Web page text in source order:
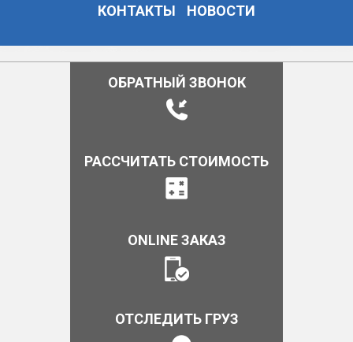
КОНТАКТЫ НОВОСТИ
ОБРАТНЫЙ ЗВОНОК
РАССЧИТАТЬ СТОИМОСТЬ
ONLINE ЗАКАЗ
ОТСЛЕДИТЬ ГРУЗ